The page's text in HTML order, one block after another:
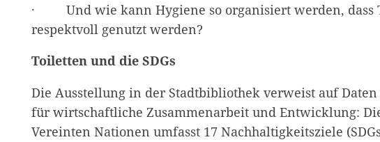
· Und wie kann Hygiene so organisiert werden, dass
respektvoll genutzt werden?
Toiletten und die SDGs
Die Ausstellung in der Stadtbibliothek verweist auf
für wirtschaftliche Zusammenarbeit und Entwicklung:
Vereinten Nationen umfasst 17 Nachhaltigkeitsziele